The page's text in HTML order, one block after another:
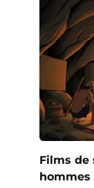
Films de
hommes